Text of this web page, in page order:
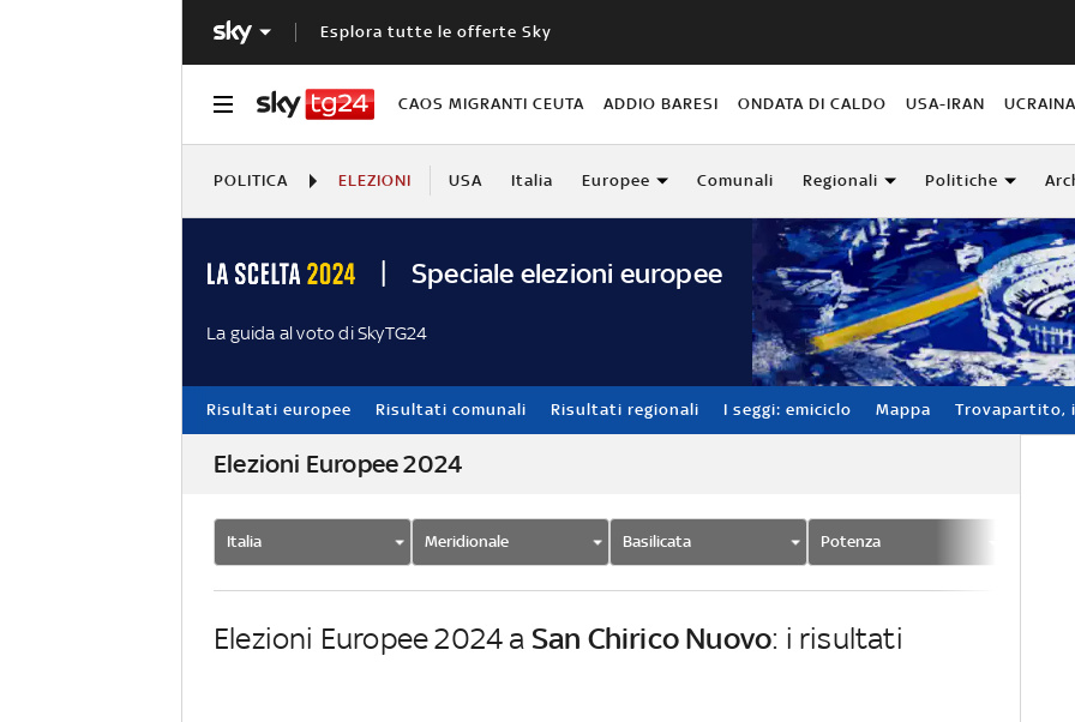
Esplora tutte le offerte Sky
CAOS MIGRANTI CEUTA ADDIO BARESI ONDATA DI CALDO USA-IRAN UCRAINA
POLITICA ELEZIONI USA Italia Europee Comunali Regionali Politiche
Speciale elezioni europee
La guida al voto di SkyTG24
Risultati europee Risultati comunali Risultati regionali I seggi: emiciclo Mappa Trovapartito,
Elezioni Europee 2024
Italia Meridionale Basilicata Potenza
Elezioni Europee 2024 a San Chirico Nuovo: i risultati